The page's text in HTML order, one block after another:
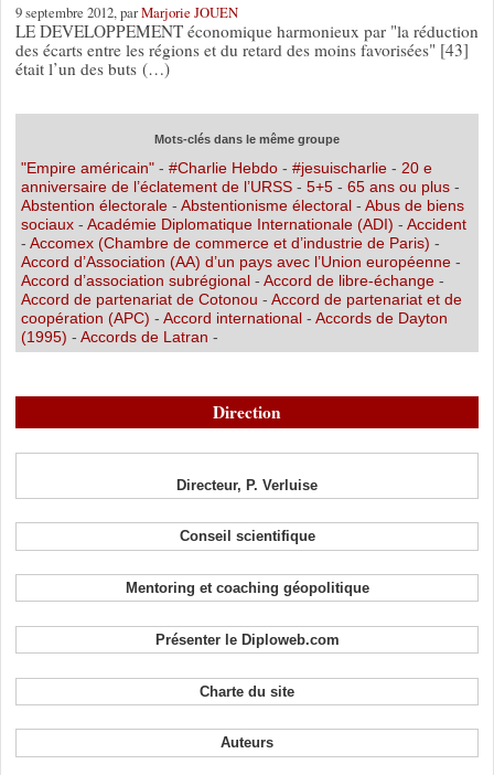
9 septembre 2012, parMarjorie JOUEN
LE DEVELOPPEMENT économique harmonieux par "la réduction
des écarts entre les régions et du retard des moins favorisées" [43]
était l’un des buts (…)
Mots-clés dans le même groupe
"Empire américain"- #Charlie Hebdo- #jesuischarlie- 20 e
anniversaire de l’éclatement de l’URSS- 5+5- 65 ans ou plus-
Abstention électorale- Abstentionisme électoral- Abus de biens
sociaux- Académie Diplomatique Internationale (ADI) - Accident
- Accomex (Chambre de commerce et d’industrie de Paris) -
Accord d’Association (AA) d’un pays avec l’Union européenne-
Accord d’association subrégional- Accord de libre-échange-
Accord de partenariat de Cotonou - Accord de partenariat et de
coopération (APC) - Accord international- Accords de Dayton
(1995) - Accords de Latran -
Direction
Directeur, P. Verluise
Conseil scientifique
Mentoring et coaching géopolitique
Présenter le Diploweb.com
Charte du site
Auteurs